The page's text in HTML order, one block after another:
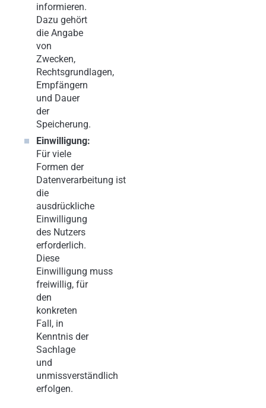
informieren.
Dazu gehört
die Angabe
von
Zwecken,
Rechtsgrundlagen,
Empfängern
und Dauer
der
Speicherung.
Einwilligung:
Für viele
Formen der
Datenverarbeitung ist
die
ausdrückliche
Einwilligung
des Nutzers
erforderlich.
Diese
Einwilligung muss
freiwillig, für
den
konkreten
Fall, in
Kenntnis der
Sachlage
und
unmissverständlich
erfolgen.